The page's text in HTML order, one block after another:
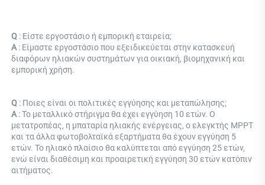
Q : Είστε εργοστάσιο ή εμπορική εταιρεία;
Α : Είμαστε εργοστάσιο που εξειδικεύεται στην κατασκευή
διαφόρων ηλιακών συστημάτων για οικιακή, βιομηχανική και
εμπορική χρήση.
Q : Ποιες είναι οι πολιτικές εγγύησης και μεταπώλησης;
Α : Το μεταλλικό στήριγμα θα έχει εγγύηση 10 ετών. Ο
μετατροπέας, η μπαταρία ηλιακής ενέργειας, ο ελεγκτής MPPT
και τα άλλα φωτοβολταϊκά εξαρτήματα θα έχουν εγγύηση 5
ετών. Το ηλιακό πλαίσιο θα καλύπτεται από εγγύηση 25 ετών,
ενώ είναι διαθέσιμη και προαιρετική εγγύηση 30 ετών κατόπιν
αιτήματος.